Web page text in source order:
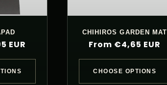
EUR
CHIHIROS GARDEN MAT
Regular
price
From €4,65 EUR
CHOOSE OPTIONS